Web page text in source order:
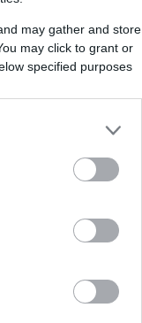
may gather and store
may click to grant or
specified purposes